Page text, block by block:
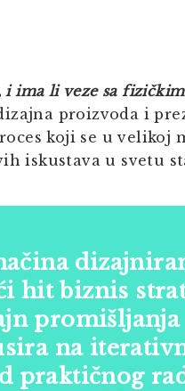
i ima li veze sa
proizvoda i
koji se u velikoj
iskustava u svetu
hit biznis
na
praktičnog